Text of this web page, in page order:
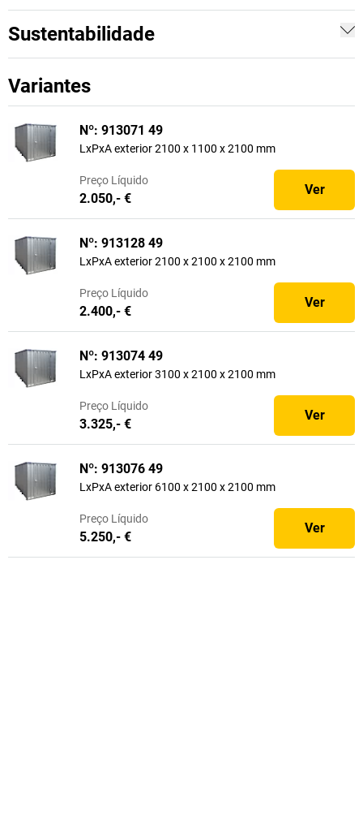
Sustentabilidade
Variantes
Nº: 913071 49
LxPxA exterior 2100 x 1100 x 2100 mm
Preço Líquido
2.050,- €
Ver
Nº: 913128 49
LxPxA exterior 2100 x 2100 x 2100 mm
Preço Líquido
2.400,- €
Ver
Nº: 913074 49
LxPxA exterior 3100 x 2100 x 2100 mm
Preço Líquido
3.325,- €
Ver
Nº: 913076 49
LxPxA exterior 6100 x 2100 x 2100 mm
Preço Líquido
5.250,- €
Ver